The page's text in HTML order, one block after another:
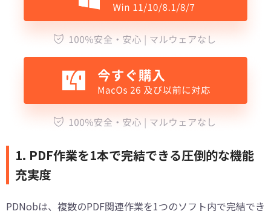
1. PDF作業を1本で完結できる圧倒的な機能
充実度
PDNobは、複数のPDF関連作業を1つのソフト内で完結でき